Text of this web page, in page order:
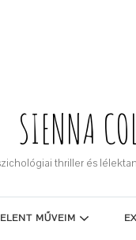
SIENNA
thriller és
MŰVEIM